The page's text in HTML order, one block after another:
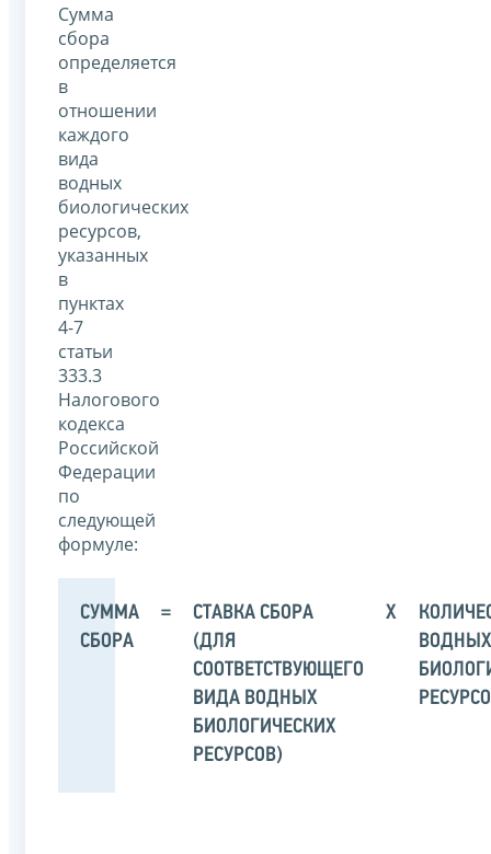
Сумма
сбора
определяется
в
отношении
каждого
вида
водных
биологических
ресурсов,
указанных
в
пунктах
4-7
статьи
333.3
Налогового
кодекса
Российской
Федерации
по
следующей
формуле:
СУММА
СБОРА
=
СТАВКА СБОРА
(ДЛЯ
СООТВЕТСТВУЮЩЕГО
ВИДА ВОДНЫХ
БИОЛОГИЧЕСКИХ
РЕСУРСОВ)
X
ВОДНЫХ